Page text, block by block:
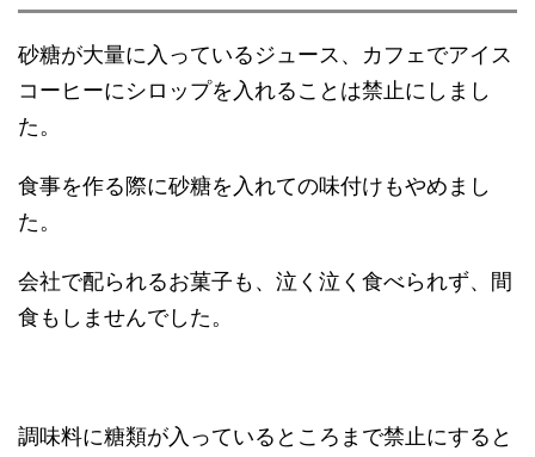
砂糖が大量に入っているジュース、カフェでアイス
コーヒーにシロップを入れることは禁止にしまし
た。
食事を作る際に砂糖を入れての味付けもやめまし
た。
会社で配られるお菓子も、泣く泣く食べられず、間
食もしませんでした。
調味料に糖類が入っているところまで禁止にすると